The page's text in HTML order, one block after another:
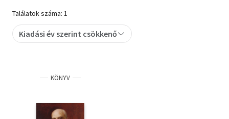
Művészet
Szakkönyv
Tankönyv, segédkönyv
Társadalomtudomány
Találatok száma: 1
Kiadási év szerint csökkenő
KÖNYV